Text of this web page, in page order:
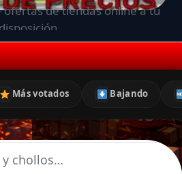
ofertas de tiendas online a tu
disposición.
Más votados Bajando